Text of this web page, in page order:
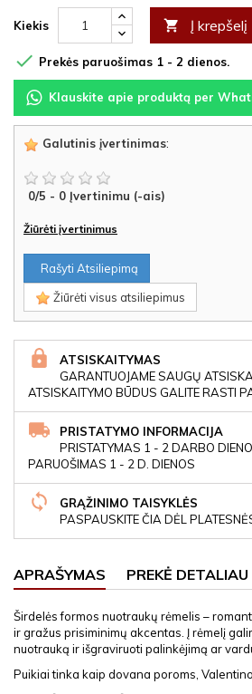
Kiekis  Į krepšelį
 Prekės paruošimas 1 - 2 dienos.
Klauskite apie produktą per
Galutinis įvertinimas:
0/5 - 0 Įvertinimu (-ais)
Žiūrėti įvertinimus
Rašyti Atsiliepimą
Žiūrėti visus atsiliepimus
ATSISKAITYMAS
GARANTUOJAME SAUGŲ
ATSISKAITYMO BŪDUS GALITE RASTI
PRISTATYMO INFORMACIJA
PRISTATYMAS 1 - 2 DARBO
PARUOŠIMAS 1 - 2 D. DIENOS
GRĄŽINIMO TAISYKLĖS
PASPAUSKITE ČIA DĖL
APRAŠYMAS PREKĖ DETALIAU
Širdelės formos nuotraukų rėmelis –
ir gražus prisiminimų akcentas. Į rėmelį
nuotrauką ir išgraviruoti palinkėjimą ar
Puikiai tinka kaip dovana poroms,